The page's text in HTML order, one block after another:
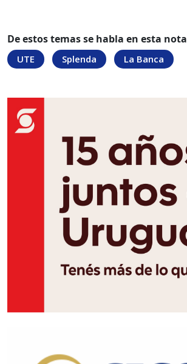
De estos temas se habla en esta nota
UTE Splenda La Banca